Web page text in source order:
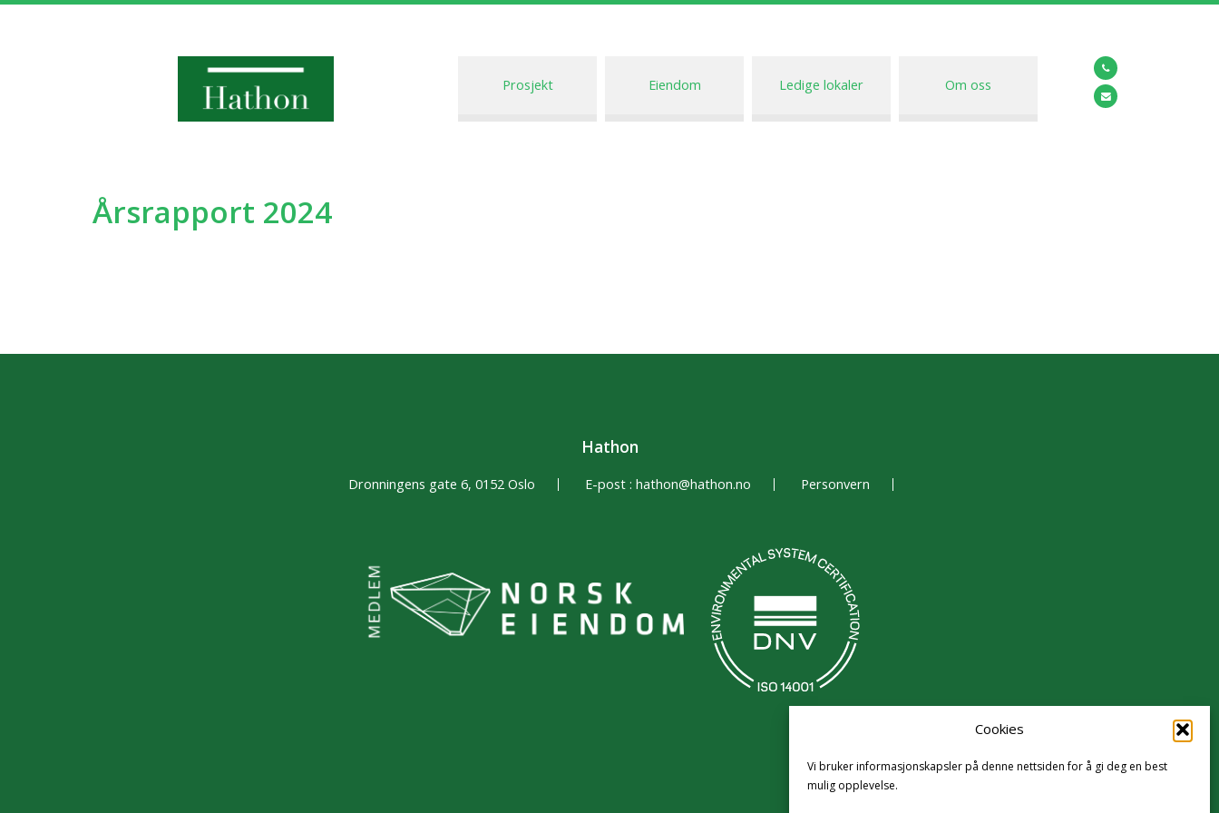
Cookies
Vi bruker informasjonskapsler på denne nettsiden for å gi deg en best
mulig opplevelse.
Prosjekt Eiendom Ledige lokaler Om oss
Årsrapport 2024
Hathon
Dronningens gate 6, 0152 Oslo E-post : hathon@hathon.no Personvern